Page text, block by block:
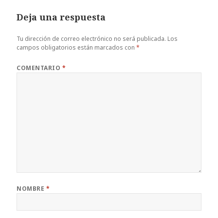
Deja una respuesta
Tu dirección de correo electrónico no será publicada. Los
campos obligatorios están marcados con*
COMENTARIO *
NOMBRE *